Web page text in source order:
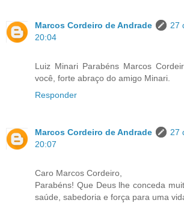
Marcos Cordeiro de Andrade
27
20:04
Luiz Minari Parabéns Marcos
você, forte abraço do amigo Minari.
Responder
Marcos Cordeiro de Andrade
27
20:07
Caro Marcos Cordeiro,
Parabéns! Que Deus lhe conceda
saúde, sabedoria e força para uma